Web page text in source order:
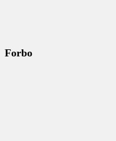
Forbo